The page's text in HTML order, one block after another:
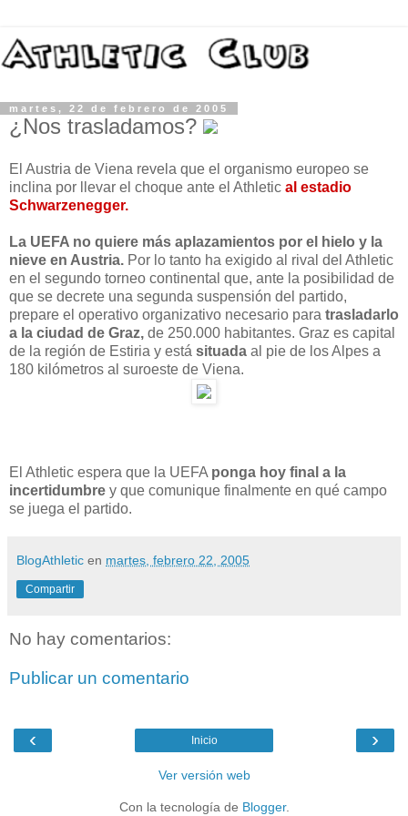
martes, 22 de febrero de 2005
¿Nos trasladamos?
El Austria de Viena revela que el organismo europeo se
inclina por llevar el choque ante el Athletic al estadio
Schwarzenegger.
La UEFA no quiere más aplazamientos por el hielo y la
nieve en Austria. Por lo tanto ha exigido al rival del Athletic
en el segundo torneo continental que, ante la posibilidad de
que se decrete una segunda suspensión del partido,
prepare el operativo organizativo necesario para trasladarlo
a la ciudad de Graz, de 250.000 habitantes. Graz es capital
de la región de Estiria y está situada al pie de los Alpes a
180 kilómetros al suroeste de Viena.
El Athletic espera que la UEFA ponga hoy final a la
incertidumbre y que comunique finalmente en qué campo
se juega el partido.
BlogAthletic en martes, febrero 22, 2005
Compartir
No hay comentarios:
Publicar un comentario
‹ ›
Inicio
Ver versión web
Con la tecnología de Blogger.